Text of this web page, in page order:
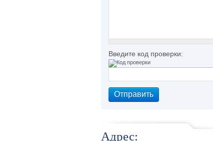
Введите код проверки:
Адрес: